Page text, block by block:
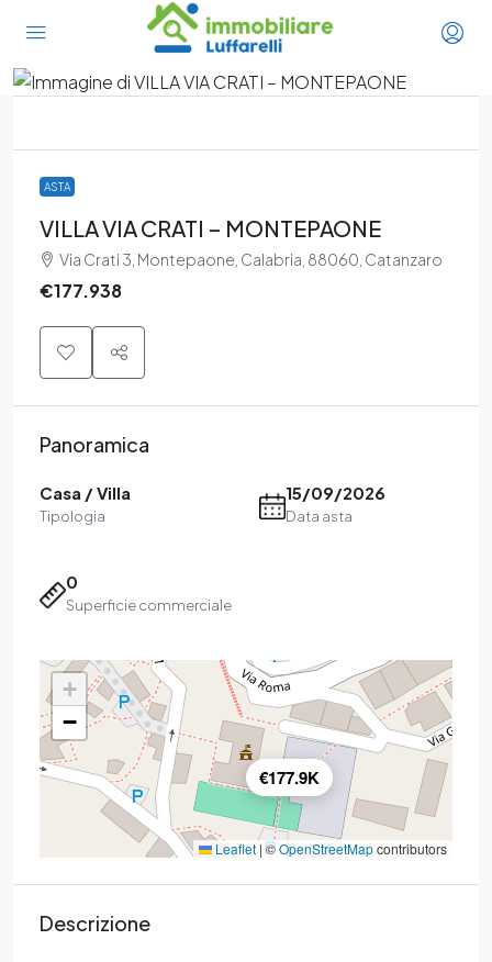
ASTA
VILLA VIA CRATI – MONTEPAONE
Via Crati 3, Montepaone, Calabria, 88060, Catanzaro
€177.938
Panoramica
Casa / Villa
Tipologia
15/09/2026
Data asta
0
Superficie commerciale
€177.9K
+
−
Leaflet | ©OpenStreetMapcontributors
Descrizione